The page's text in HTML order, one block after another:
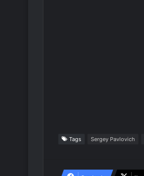
Tags Sergey Pavlovich